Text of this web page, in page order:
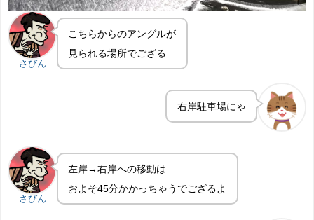
さびん
こちらからのアングルが
見られる場所でござる
右岸駐車場にゃ
さびん
左岸→右岸への移動は
およそ45分かかっちゃうでござるよ